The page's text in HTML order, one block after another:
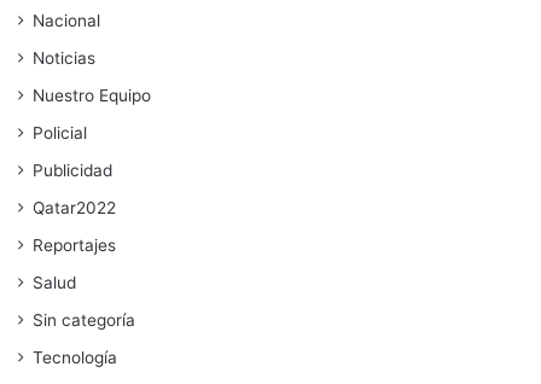
Nacional
Noticias
Nuestro Equipo
Policial
Publicidad
Qatar2022
Reportajes
Salud
Sin categoría
Tecnología